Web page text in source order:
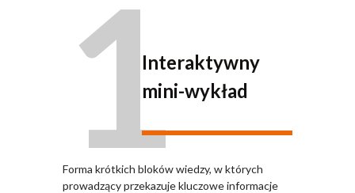
1Interaktywny
mini-wykład
Forma krótkich bloków wiedzy, w których
prowadzący przekazuje kluczowe informacje